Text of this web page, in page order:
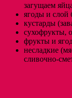
загущаем
ягоды и слой
кустарды
сухофрукты,
фрукты и
несладкие
сливочно-